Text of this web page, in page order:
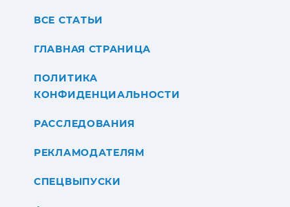
ВСЕ СТАТЬИ
ГЛАВНАЯ СТРАНИЦА
ПОЛИТИКА
КОНФИДЕНЦИАЛЬНОСТИ
РАССЛЕДОВАНИЯ
РЕКЛАМОДАТЕЛЯМ
СПЕЦВЫПУСКИ